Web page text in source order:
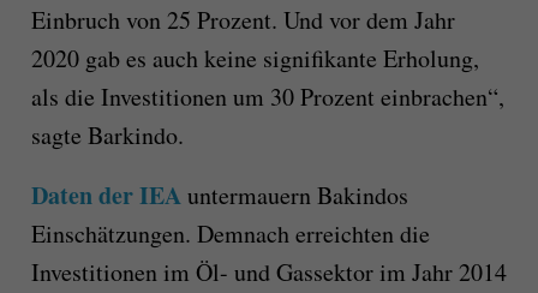
Einbruch von 25 Prozent. Und vor dem Jahr
2020 gab es auch keine signifikante Erholung,
als die Investitionen um 30 Prozent einbrachen“,
sagte Barkindo.
Daten der IEAuntermauern Bakindos
Einschätzungen. Demnach erreichten die
Investitionen im Öl- und Gassektor im Jahr 2014